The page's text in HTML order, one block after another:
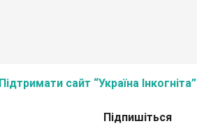
Підтримати сайт “Україна Інкогніта”
Підпишіться